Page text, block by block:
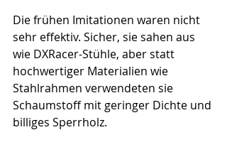
Die frühen Imitationen waren nicht
sehr effektiv. Sicher, sie sahen aus
wie DXRacer-Stühle, aber statt
hochwertiger Materialien wie
Stahlrahmen verwendeten sie
Schaumstoff mit geringer Dichte und
billiges Sperrholz.